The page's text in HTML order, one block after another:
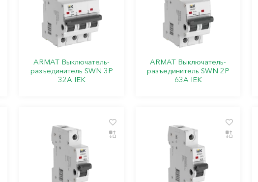
ARMAT Выключатель-
разъединитель SWN 3P
32А IEK
ARMAT Выключатель-
разъединитель SWN 2P
63А IEK